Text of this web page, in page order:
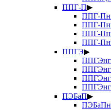
ППГ-П▶
ППГ-
ППГ-
ППГ-
ППГ-
ППГЭ▶
ПЭБаП▶